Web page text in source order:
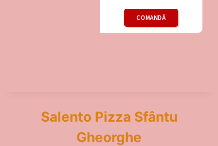
COMANDĂ
Salento Pizza Sfântu
Gheorghe